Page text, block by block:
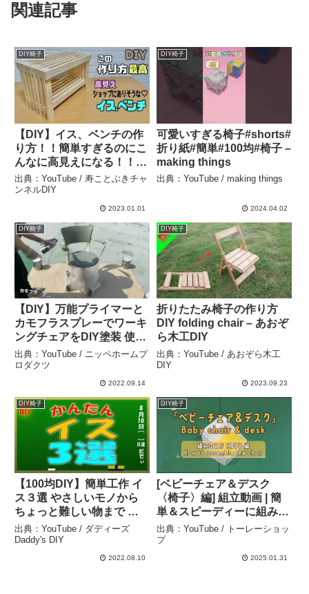
関連記事
DIY椅子
【DIY】イス、ベンチの作
り方！！簡単すぎるのにこ
んなに高見えになる！！強
度もバツグン！！この作り
方最高！！ショップに置い
てそうなクオリティーを出
ったり便利な椅子！！#diy
– 寿ことぶきチャンネル
DIY
出典：YouTube / 寿ことぶきチャ
ンネルDIY
2023.01.01
DIY椅子
可愛いすぎる椅子#shorts#
折り紙#簡単#100均#椅子 –
making things
出典：YouTube / making things
2024.04.02
DIY椅子
【DIY】万能プライマーと
カモフラスプレーでワーキ
ングチェアをDIY塗装 使い
古したオフィスの椅子を簡
単にお好みのカラーに【マ
ルチミッチャクプライマ
ニッペホームプロダクツ
出典：YouTube / ニッペホームプ
ロダクツ
2022.09.14
DIY椅子
折りたたみ椅子の作り方
DIY folding chair – あおぞ
ら木工DIY
出典：YouTube / あおぞら木工
DIY
2023.09.23
DIY椅子
【100均DIY】簡単工作 イ
ス３選 やさしいモノから
ちょっと難しい物まで バ
ーベキュー 夏休みの工作
おうち時間 キャンプなど
にオススメです！ – ダディ
出典：YouTube / ダディーズ
Daddy's DIY
2022.08.10
DIY椅子
[ベビーチェア＆デスク
〈椅子〉編] 組立動画 | 簡
単＆スピーディーに組み立
て！ – トーレーショップ
出典：YouTube / トーレーショッ
プ
2025.01.31